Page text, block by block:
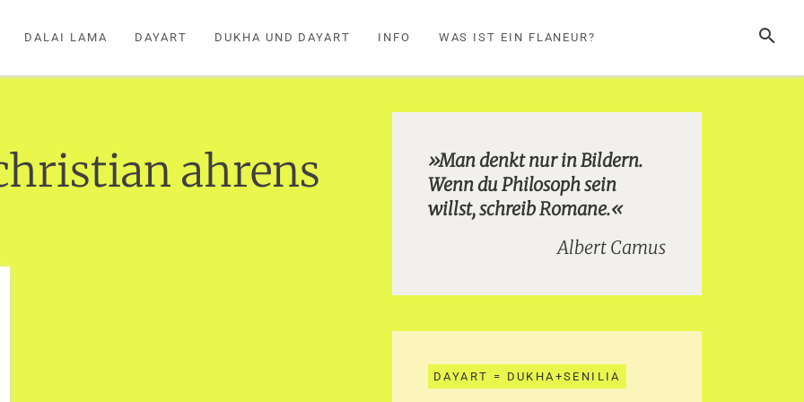
SUCHE
DALAI LAMA DAYART DUKHA UND DAYART INFO WAS IST EIN FLANEUR?
ahrens
»Man denkt nur in Bildern.
Wenn du Philosoph sein
willst, schreib Romane.«
Albert Camus
DAYART = DUKHA+SENILIA